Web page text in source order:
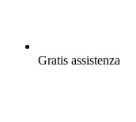
Gratis assistenza